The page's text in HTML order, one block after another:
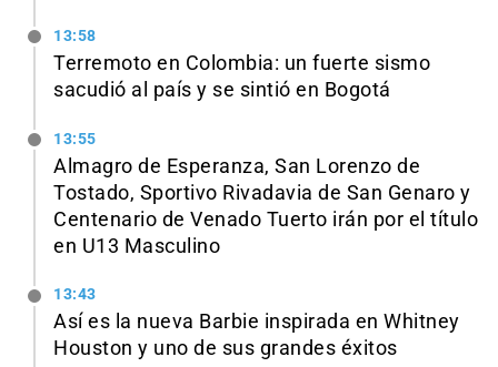
13:58
Terremoto en Colombia: un fuerte sismo
sacudió al país y se sintió en Bogotá
13:55
Almagro de Esperanza, San Lorenzo de
Tostado, Sportivo Rivadavia de San Genaro y
Centenario de Venado Tuerto irán por el título
en U13 Masculino
13:43
Así es la nueva Barbie inspirada en Whitney
Houston y uno de sus grandes éxitos